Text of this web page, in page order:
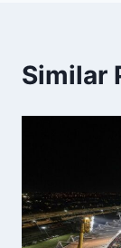
Similar